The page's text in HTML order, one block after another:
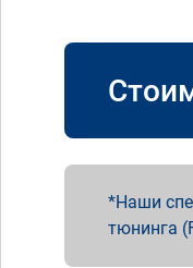
Наши
тюнинга